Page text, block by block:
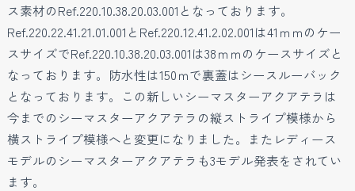
ス素材のRef.220.10.38.20.03.001となっております。
Ref.220.22.41.21.01.001とRef.220.12.41.2.02.001は41ｍｍのケー
スサイズでRef.220.10.38.20.03.001は38ｍｍのケースサイズと
なっております。防水性は150ｍで裏蓋はシースルーバック
となっております。この新しいシーマスターアクアテラは
今までのシーマスターアクアテラの縦ストライプ模様から
横ストライプ模様へと変更になりました。またレディース
モデルのシーマスターアクアテラも3モデル発表をされてい
ます。